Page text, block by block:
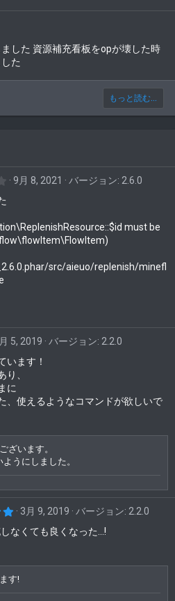
した 資源補充看板をopが壊した時
た
もっと読む...
4
星
9月 8, 2021
バージョン: 2.6.0
must be
src/aieuo/replenish/minefl
5, 2019
バージョン: 2.2.0
います！
り、
に
、使えるようなコマンドが欲しいで
ざいます。
うにしました。
5
0
0
3月 9, 2019
バージョン: 2.2.0
なくても良くなった...!
す!